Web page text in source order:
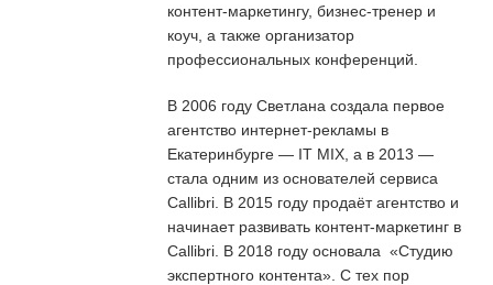
контент-маркетингу, бизнес-тренер и
коуч, а также организатор
профессиональных конференций.
В 2006 году Светлана создала первое
агентство интернет-рекламы в
Екатеринбурге — IT MIX, а в 2013 —
стала одним из основателей сервиса
Callibri. В 2015 году продаёт агентство и
начинает развивать контент-маркетинг в
Callibri. В 2018 году основала «Студию
экспертного контента». С тех пор